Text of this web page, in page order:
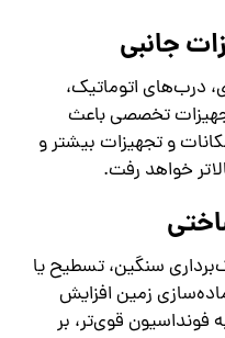
جانبی
درب‌های اتوماتیک،
تخصصی باعث
و تجهیزات بیشتر و
خواهد رفت.
سنگین، تسطیح یا
زمین افزایش
فونداسیون قوی‌تر، بر